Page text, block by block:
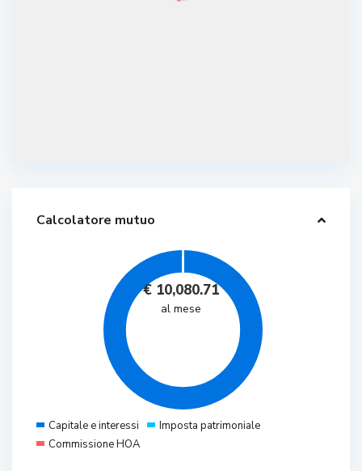
Calcolatore mutuo
€ 10,080.71
al mese
Capitale e interessi
Imposta patrimoniale
Commissione HOA